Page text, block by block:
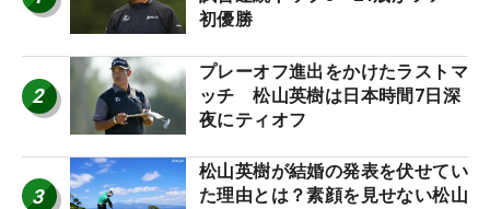
初優勝
2
プレーオフ進出をかけたラストマ
ッチ 松山英樹は日本時間7日深
夜にティオフ
3
松山英樹が結婚の発表を伏せてい
た理由とは？素顔を見せない松山